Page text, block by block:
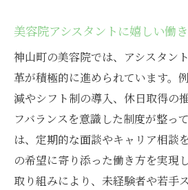
美容院アシスタントに嬉しい働
神山町の美容院では、アシスタン
革が積極的に進められています。
減やシフト制の導入、休日取得の
フバランスを意識した制度が整っ
は、定期的な面談やキャリア相談
の希望に寄り添った働き方を実現
取り組みにより、未経験者や若手